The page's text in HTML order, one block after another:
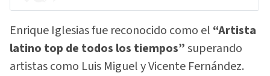
Enrique Iglesias fue reconocido como el “Artista
latino top de todos los tiempos”superando
artistas como Luis Miguel y Vicente Fernández.